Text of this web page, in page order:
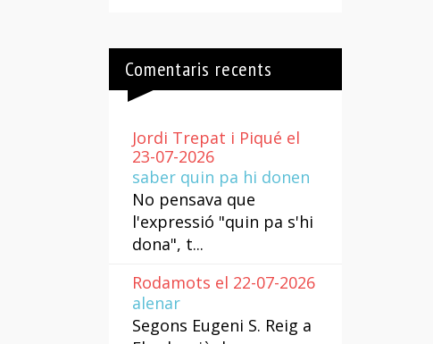
Comentaris recents
Jordi Trepat i Piqué el
23-07-2026
saber quin pa hi donen
No pensava que
l'expressió "quin pa s'hi
dona", t...
Rodamots el 22-07-2026
alenar
Segons Eugeni S. Reig a